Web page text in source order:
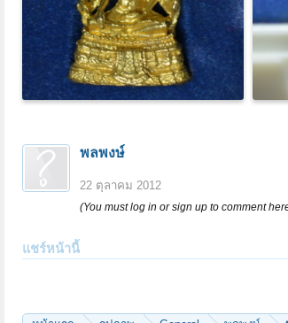
พลพงษ์
22 ตุลาคม 2012
(You must log in or sign up to comment
แชร์หน้านี้